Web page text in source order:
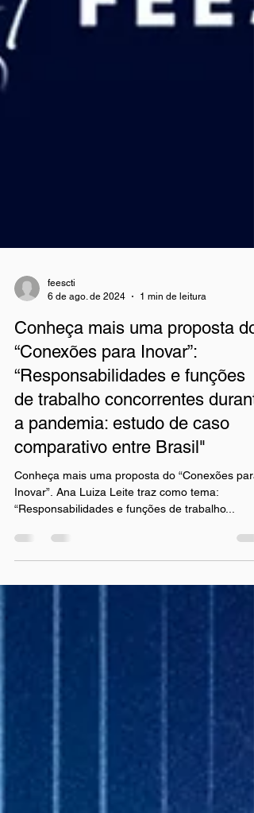
feescti
6 de ago. de 2024
1 min de leitura
Conheça mais uma proposta do
“Conexões para Inovar”:
“Responsabilidades e funções
de trabalho concorrentes
a pandemia: estudo de caso
comparativo entre Brasil"
Conheça mais uma proposta do “Conexões para